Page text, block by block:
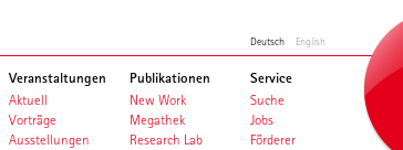
Deutsch English
Veranstaltungen
Aktuell
Vorträge
Ausstellungen
Publikationen
New Work
Megathek
Research Lab
Service
Suche
Jobs
Förderer